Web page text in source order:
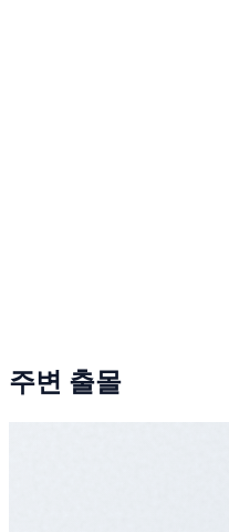
주변 출몰